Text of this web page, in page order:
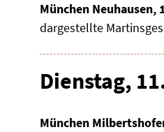
München Neuhausen,
dargestellte
Dienstag,
München